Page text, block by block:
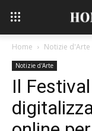
Home Notizie d'Arte
Notizie d'Arte
Il